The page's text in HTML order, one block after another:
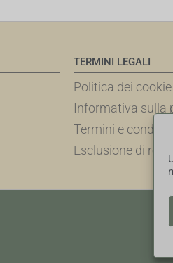
TERMINI LEGALI
Politica dei cookie
Informativa sulla
Termini e
Esclusione di